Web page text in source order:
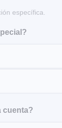
específica.
cuenta?